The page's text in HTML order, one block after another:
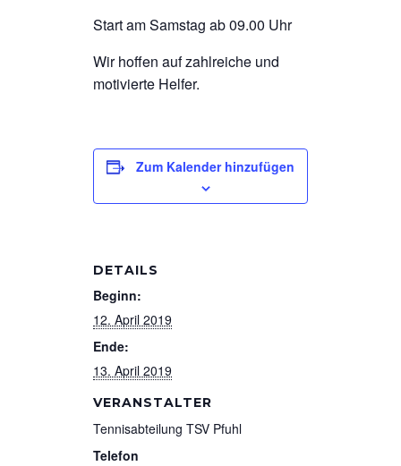
Start am Samstag ab 09.00 Uhr
Wir hoffen auf zahlreiche und
motivierte Helfer.
Zum Kalender hinzufügen
DETAILS
Beginn:
12. April 2019
Ende:
13. April 2019
VERANSTALTER
Tennisabteilung TSV Pfuhl
Telefon